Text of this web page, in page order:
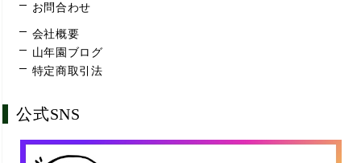
お問合わせ
会社概要
山年園ブログ
特定商取引法
公式SNS